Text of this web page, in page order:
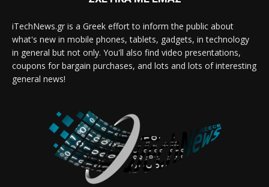
iTechNews.gr is a Greek effort to inform the public about
what's new in mobile phones, tablets, gadgets, in technology
in general but not only. You'll also find video presentations,
coupons for bargain purchases, and lots and lots of interesting
general news!